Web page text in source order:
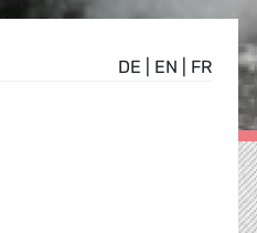
DE EN FR